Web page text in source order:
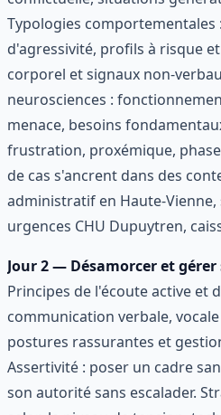
Typologies comportementales
d'agressivité, profils à risque
corporel et signaux non-
neurosciences :
menace, besoins
frustration, proxémique,
de cas s'ancrent dans des
administratif en Haute-Vienne,
urgences CHU Dupuytren,
Jour 2 — Désamorcer et gérer
Principes de l'écoute active et
communication verbale,
postures rassurantes et
Assertivité : poser un cadre
son autorité sans escalader.